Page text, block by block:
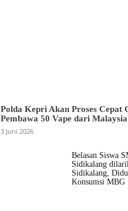
Polda Kepri Akan Proses Cepat
Pembawa 50 Vape dari Malaysia
3 Juni 2026
Belasan Siswa
Sidikalang
Sidikalang,
Konsumsi MBG